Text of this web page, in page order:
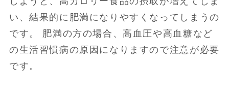
い、結果的に肥満になりやすくなってしまうの
です。 肥満の方の場合、高血圧や高血糖など
の生活習慣病の原因になりますので注意が必要
です。